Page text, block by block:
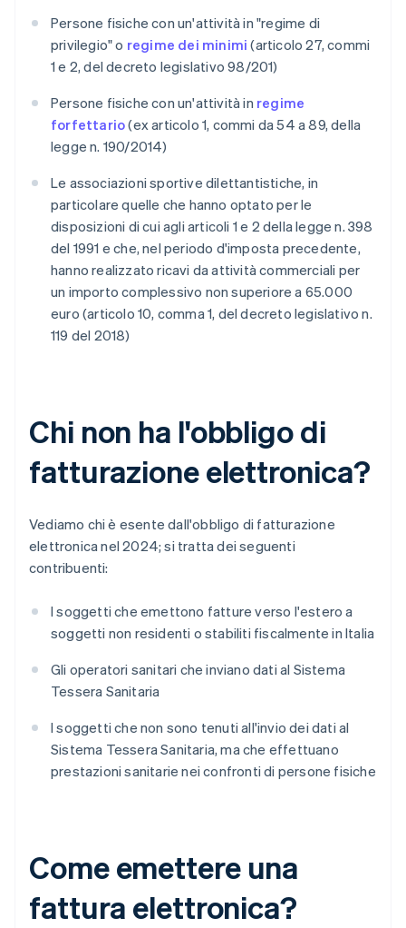
Persone fisiche con un'attività in "regime di
privilegio" o regime dei minimi (articolo 27, commi
1 e 2, del decreto legislativo 98/201)
Persone fisiche con un'attività in regime
forfettario(ex articolo 1, commi da 54 a 89, della
legge n. 190/2014)
Le associazioni sportive dilettantistiche, in
particolare quelle che hanno optato per le
disposizioni di cui agli articoli 1 e 2 della legge n. 398
del 1991 e che, nel periodo d'imposta precedente,
hanno realizzato ricavi da attività commerciali per
un importo complessivo non superiore a 65.000
euro (articolo 10, comma 1, del decreto legislativo n.
119 del 2018)
Chi non ha l'obbligo di
fatturazione elettronica?
Vediamo chi è esente dall'obbligo di fatturazione
elettronica nel 2024; si tratta dei seguenti
contribuenti:
I soggetti che emettono fatture verso l'estero a
soggetti non residenti o stabiliti fiscalmente in Italia
Gli operatori sanitari che inviano dati al Sistema
Tessera Sanitaria
I soggetti che non sono tenuti all'invio dei dati al
Sistema Tessera Sanitaria, ma che effettuano
prestazioni sanitarie nei confronti di persone fisiche
Come emettere una
fattura elettronica?